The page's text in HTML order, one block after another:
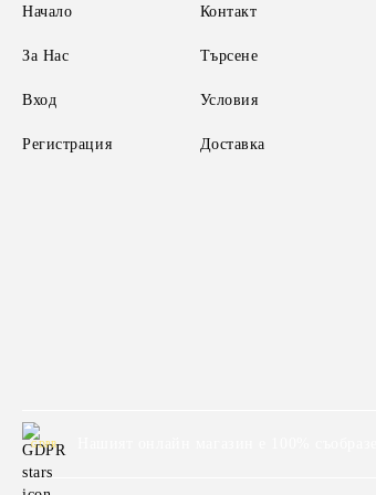
Начало
За Нас
Вход
Регистрация
Контакт
Търсене
Условия
Доставка
GDPR